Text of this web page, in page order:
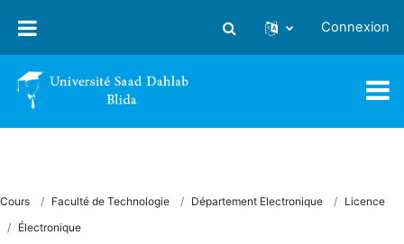
Activer/désactiver la saisie
Connexion
Cours Faculté de Technologie Département Electronique
Licence
Électronique